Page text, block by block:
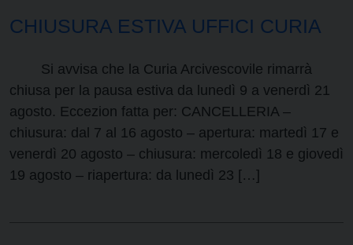
CHIUSURA ESTIVA UFFICI CURIA
Si avvisa che la Curia Arcivescovile rimarrà
chiusa per la pausa estiva da lunedì 9 a venerdì 21
agosto. Eccezion fatta per: CANCELLERIA –
chiusura: dal 7 al 16 agosto – apertura: martedì 17 e
venerdì 20 agosto – chiusura: mercoledì 18 e giovedì
19 agosto – riapertura: da lunedì 23 […]